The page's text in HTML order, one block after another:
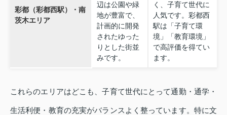
彩都（彩都西駅）・南
茨木エリア
辺は公園や緑
地が豊富で、
計画的に開発
されたゆった
りとした街並
みです。
く、子育て世代に
人気です。彩都西
駅は「子育て環
境」「教育環境」
で高評価を得てい
ます。
これらのエリアはどこも、子育て世代にとって通勤・通学・
生活利便・教育の充実がバランスよく整っています。特に文